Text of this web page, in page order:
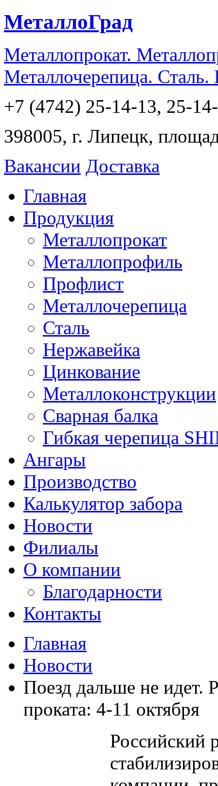
МеталлоГрад
Металлопрокат.
Металлочерепица.
+7 (4742) 25-14-13, 25-
398005, г. Липецк,
Вакансии Доставка
Главная
Продукция
Металлопрокат
Металлопрофиль
Профлист
Металлочерепица
Сталь
Нержавейка
Цинкование
Металлоконструкции
Сварная балка
Гибкая черепица
Ангары
Производство
Калькулятор забора
Новости
Филиалы
О компании
Благодарности
Контакты
Главная
Новости
Поезд дальше не идет.
проката: 4-11 октября
Российский